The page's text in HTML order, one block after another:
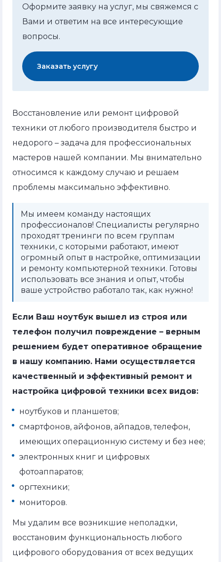
Оформите заявку на услуг, мы свяжемся с
Вами и ответим на все интересующие
вопросы.
Заказать услугу
Восстановление или ремонт цифровой
техники от любого производителя быстро и
недорого – задача для профессиональных
мастеров нашей компании. Мы внимательно
относимся к каждому случаю и решаем
проблемы максимально эффективно.
Мы имеем команду настоящих
профессионалов! Специалисты регулярно
проходят тренинги по всем группам
техники, с которыми работают, имеют
огромный опыт в настройке, оптимизации
и ремонту компьютерной техники. Готовы
использовать все знания и опыт, чтобы
ваше устройство работало так, как нужно!
Если Ваш ноутбук вышел из строя или
телефон получил повреждение – верным
решением будет оперативное обращение
в нашу компанию. Нами осуществляется
качественный и эффективный ремонт и
настройка цифровой техники всех видов:
ноутбуков и планшетов;
смартфонов, айфонов, айпадов, телефон,
имеющих операционную систему и без нее;
электронных книг и цифровых
фотоаппаратов;
оргтехники;
мониторов.
Мы удалим все возникшие неполадки,
восстановим функциональность любого
цифрового оборудования от всех ведущих